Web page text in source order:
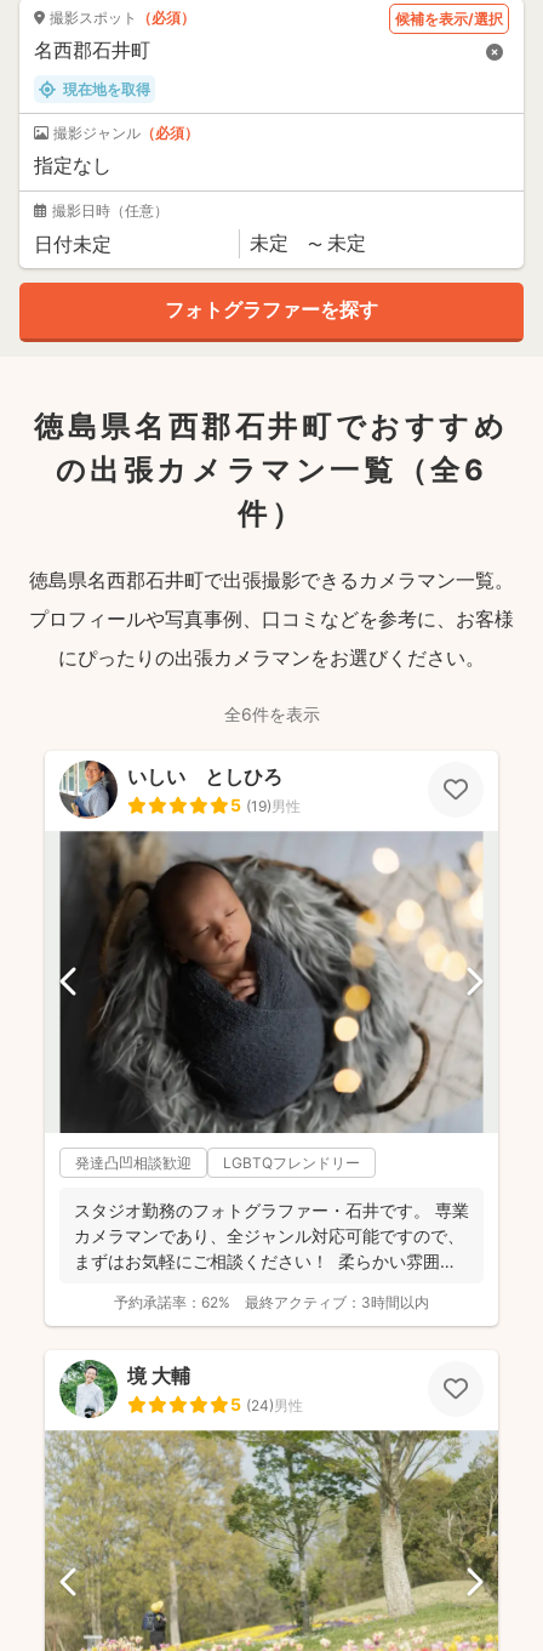
撮影スポット （必須） 候補を表示/選択
現在地を取得
撮影ジャンル （必須）
撮影日時 （任意）
徳島県名西郡石井町でおすすめ
の出張カメラマン一覧
（全6
件）
徳島県名西郡石井町で出張撮影できるカメラマン一覧。
プロフィールや写真事例、口コミなどを参考に、お客様
にぴったりの出張カメラマンをお選びください。
全6件を表示
いしい としひろ
5 (19)男性
発達凸凹相談歓迎 LGBTQフレンドリー
スタジオ勤務のフォトグラファー・石井です。 専業
カメラマンであり、全ジャンル対応可能ですので、
まずはお気軽にご相談ください！ 柔らかい雰囲気
予約承諾率： 62% 最終アクティブ： 3時間以内
境 大輔
5 (24)男性